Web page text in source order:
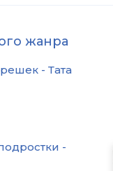
жанра
- Тата
-